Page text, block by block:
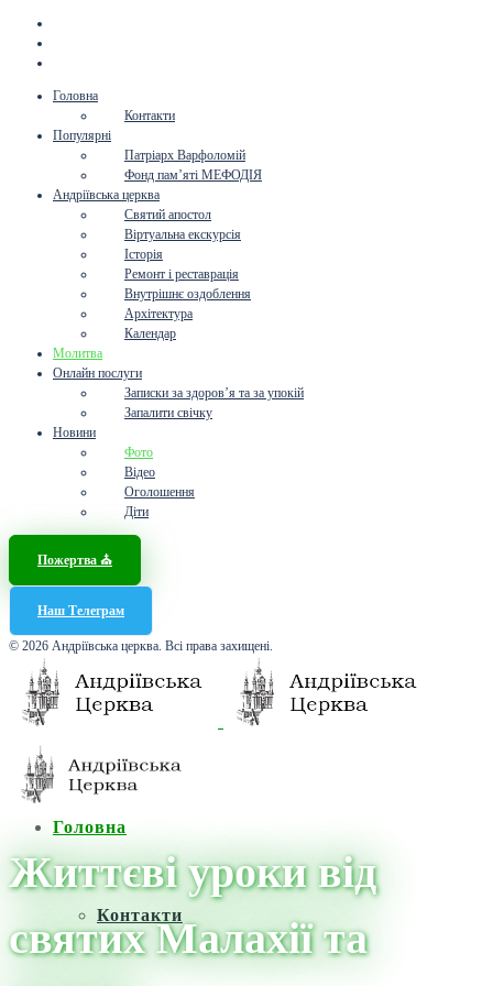
Головна
Контакти
Популярні
Патріарх Варфоломій
Фонд пам’яті МЕФОДІЯ
Андріївська церква
Святий апостол
Віртуальна екскурсія
Історія
Ремонт і реставрація
Внутрішнє оздоблення
Архітектура
Календар
Молитва
Онлайн послуги
Записки за здоров’я та за упокій
Запалити свічку
Новини
Фото
Відео
Оголошення
Діти
Пожертва ⛪️
Наш Телеграм
© 2026 Андріївська церква. Всі права захищені.
Головна
Контакти
Життєві уроки від
святих Малахії та